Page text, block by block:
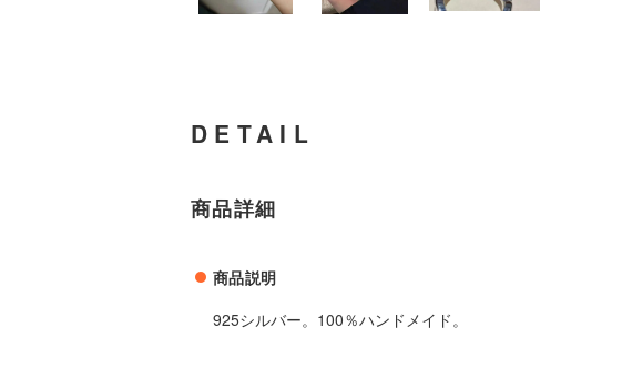
DETAIL
商品詳細
商品説明
925シルバー。100％ハンドメイド。